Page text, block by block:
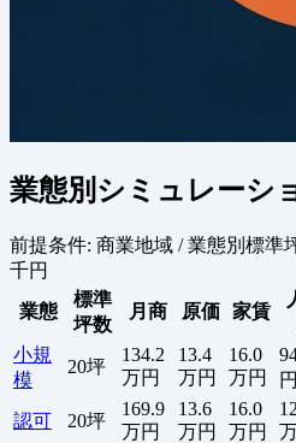
業態別シミュレーシ
前提条件: 商業地域 / 業態別標準
千円
業態
標準
坪数
月商 原価 家賃
小規
模
20坪
134.2
万円
13.4
万円
16.0
万円
円
認可 20坪
169.9
万円
13.6
万円
16.0
万円